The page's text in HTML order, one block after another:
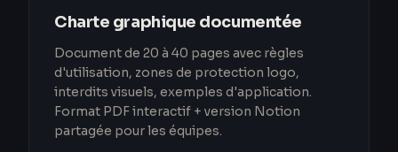
Charte graphique documentée
Document de 20 à 40 pages avec règles
d'utilisation, zones de protection logo,
interdits visuels, exemples d'application.
Format PDF interactif + version Notion
partagée pour les équipes.